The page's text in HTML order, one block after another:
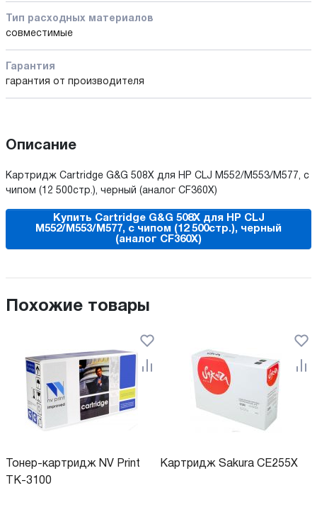
Тип расходных материалов
совместимые
Гарантия
гарантия от производителя
Описание
Картридж Cartridge G&G 508X для HP CLJ M552/M553/M577, с
чипом (12 500стр.), черный (аналог CF360X)
Купить Cartridge G&G 508X для HP CLJ
M552/M553/M577, с чипом (12 500стр.), черный
(аналог CF360X)
Похожие товары
Тонер-картридж NV Print
TK-3100
Картридж Sakura CE255X